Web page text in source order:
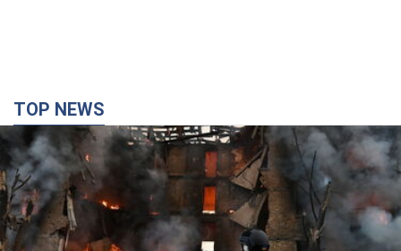
TOP NEWS